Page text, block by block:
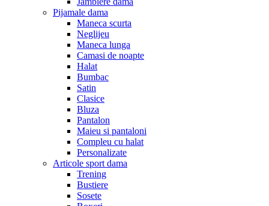
Pijamale dama
Maneca scurta
Neglijeu
Maneca lunga
Camasi de noapte
Halat
Bumbac
Satin
Clasice
Bluza
Pantalon
Maieu si pantaloni
Compleu cu halat
Personalizate
Articole sport dama
Trening
Bustiere
Sosete